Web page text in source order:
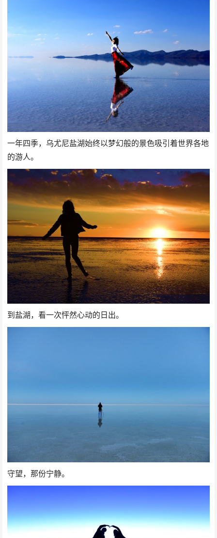
一年四季，乌尤尼盐湖始终以梦幻般的景色吸引着世界各地
的游人。
到盐湖，看一次怦然心动的日出。
守望，那份宁静。